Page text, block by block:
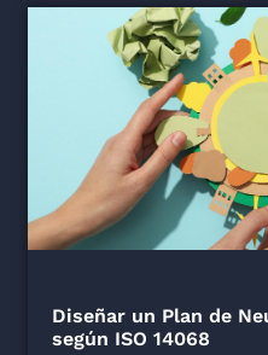
Diseñar un Plan de
según ISO 14068